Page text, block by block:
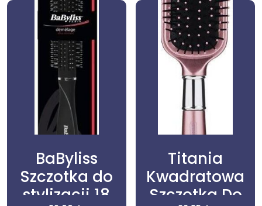
BaByliss
Szczotka do
stylizacji 18
Titania
Kwadratowa
Szczotka Do